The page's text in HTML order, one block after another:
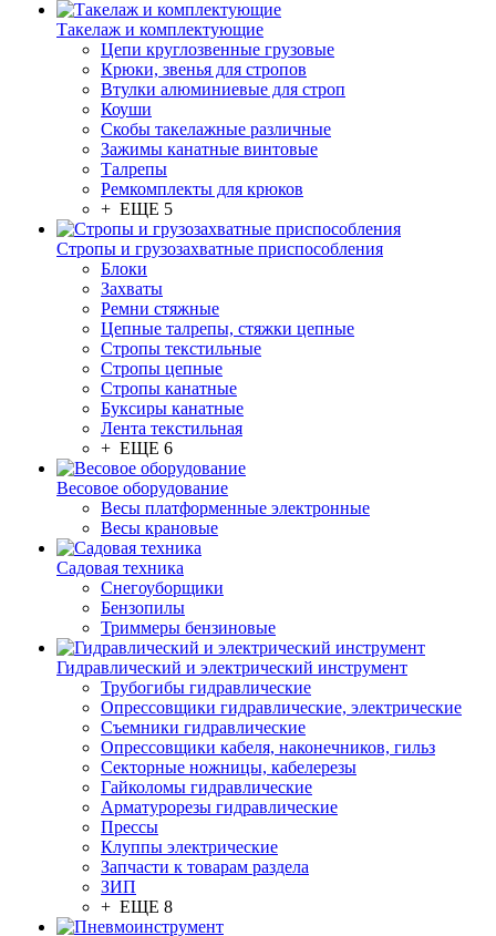
Такелаж и комплектующие
Цепи круглозвенные грузовые
Крюки, звенья для стропов
Втулки алюминиевые для строп
Коуши
Скобы такелажные различные
Зажимы канатные винтовые
Талрепы
Ремкомплекты для крюков
+ ЕЩЕ 5
Стропы и грузозахватные приспособления
Блоки
Захваты
Ремни стяжные
Цепные талрепы, стяжки цепные
Стропы текстильные
Стропы цепные
Стропы канатные
Буксиры канатные
Лента текстильная
+ ЕЩЕ 6
Весовое оборудование
Весы платформенные электронные
Весы крановые
Садовая техника
Снегоуборщики
Бензопилы
Триммеры бензиновые
Гидравлический и электрический инструмент
Трубогибы гидравлические
Опрессовщики гидравлические, электрические
Съемники гидравлические
Опрессовщики кабеля, наконечников, гильз
Секторные ножницы, кабелерезы
Гайколомы гидравлические
Арматурорезы гидравлические
Прессы
Клуппы электрические
Запчасти к товарам раздела
ЗИП
+ ЕЩЕ 8